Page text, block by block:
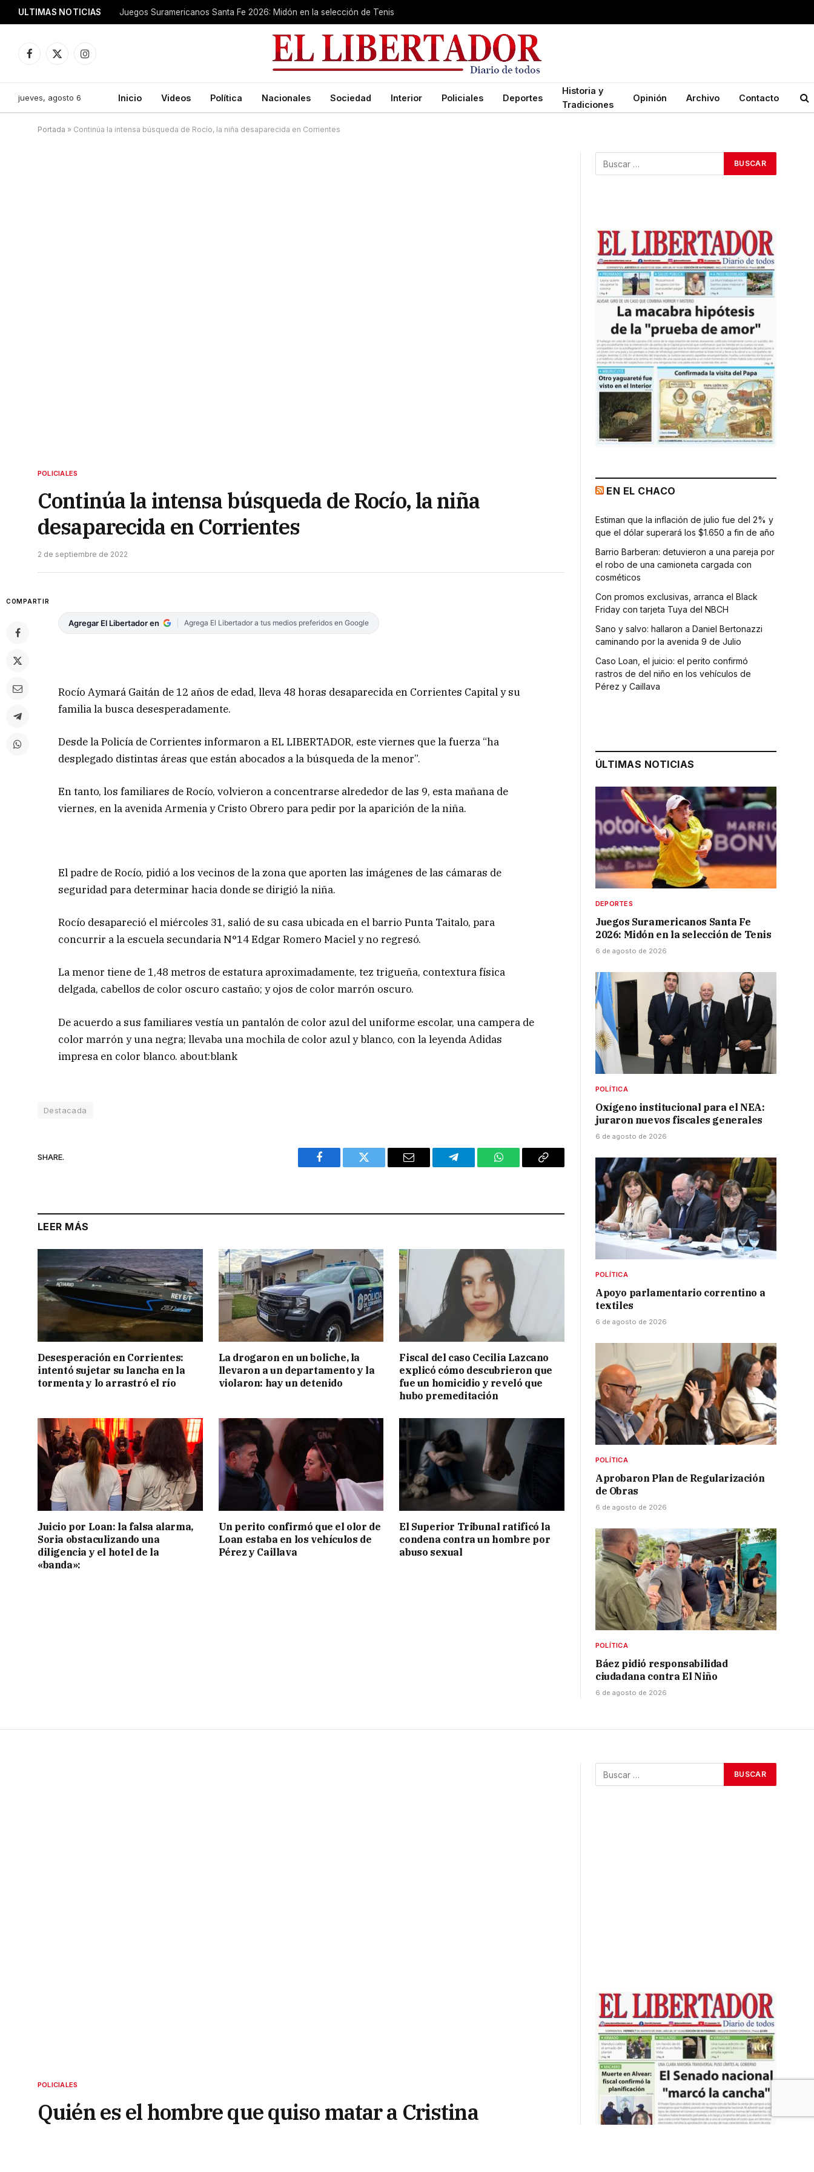
ULTIMAS NOTICIAS Juegos Suramericanos Santa Fe 2026: Midón en la selección de Tenis
Facebook
X
Instagram
jueves, agosto 6 Inicio Videos Política Nacionales Sociedad Interior Policiales Deportes
Historia y
Tradiciones
Opinión Archivo Contacto
Portada » Continúa la intensa búsqueda de Rocío, la niña desaparecida en Corrientes
POLICIALES
Continúa la intensa búsqueda de Rocío, la niña
desaparecida en Corrientes
2 de septiembre de 2022
COMPARTIR
Agregar El Libertador en Agrega El Libertador a tus medios preferidos en Google
Rocío Aymará Gaitán de 12 años de edad, lleva 48 horas desaparecida en Corrientes Capital y su
familia la busca desesperadamente.
Desde la Policía de Corrientes informaron a EL LIBERTADOR, este viernes que la fuerza “ha
desplegado distintas áreas que están abocados a la búsqueda de la menor”.
En tanto, los familiares de Rocío, volvieron a concentrarse alrededor de las 9, esta mañana de
viernes, en la avenida Armenia y Cristo Obrero para pedir por la aparición de la niña.
El padre de Rocío, pidió a los vecinos de la zona que aporten las imágenes de las cámaras de
seguridad para determinar hacia donde se dirigió la niña.
Rocío desapareció el miércoles 31, salió de su casa ubicada en el barrio Punta Taitalo, para
concurrir a la escuela secundaria N°14 Edgar Romero Maciel y no regresó.
La menor tiene de 1,48 metros de estatura aproximadamente, tez trigueña, contextura física
delgada, cabellos de color oscuro castaño; y ojos de color marrón oscuro.
De acuerdo a sus familiares vestía un pantalón de color azul del uniforme escolar, una campera de
color marrón y una negra; llevaba una mochila de color azul y blanco, con la leyenda Adidas
impresa en color blanco. about:blank
Destacada
SHARE.
Facebook Twitter Email Telegram WhatsAppCopy
LEER MÁS
Desesperación en Corrientes:
intentó sujetar su lancha en la
tormenta y lo arrastró el río
La drogaron en un boliche, la
llevaron a un departamento y la
violaron: hay un detenido
Fiscal del caso Cecilia Lazcano
explicó cómo descubrieron que
fue un homicidio y reveló que
hubo premeditación
Juicio por Loan: la falsa alarma,
Soria obstaculizando una
diligencia y el hotel de la
«banda»:
Un perito confirmó que el olor de
Loan estaba en los vehículos de
Pérez y Caillava
El Superior Tribunal ratificó la
condena contra un hombre por
abuso sexual
EN EL CHACO
Estiman que la inflación de julio fue del 2% y
que el dólar superará los $1.650 a fin de año
Barrio Barberan: detuvieron a una pareja por
el robo de una camioneta cargada con
cosméticos
Con promos exclusivas, arranca el Black
Friday con tarjeta Tuya del NBCH
Sano y salvo: hallaron a Daniel Bertonazzi
caminando por la avenida 9 de Julio
Caso Loan, el juicio: el perito confirmó
rastros de del niño en los vehículos de
Pérez y Caillava
ÚLTIMAS NOTICIAS
DEPORTES
Juegos Suramericanos Santa Fe
2026: Midón en la selección de Tenis
6 de agosto de 2026
POLÍTICA
Oxígeno institucional para el NEA:
juraron nuevos fiscales generales
6 de agosto de 2026
POLÍTICA
Apoyo parlamentario correntino a
textiles
6 de agosto de 2026
POLÍTICA
Aprobaron Plan de Regularización
de Obras
6 de agosto de 2026
POLÍTICA
Báez pidió responsabilidad
ciudadana contra El Niño
6 de agosto de 2026
POLICIALES
Quién es el hombre que quiso matar a Cristina